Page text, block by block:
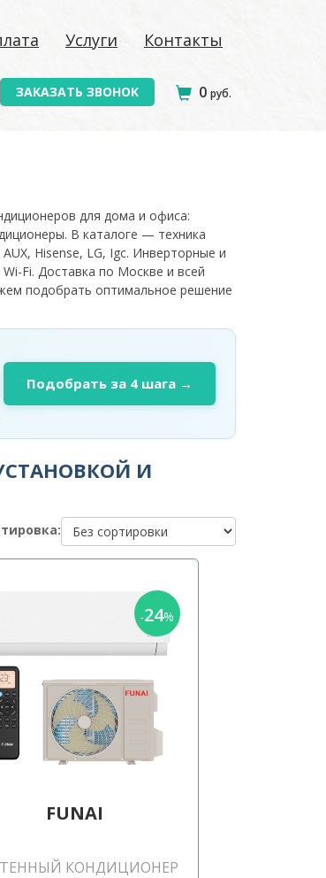
Услуги Контакты
ЗАКАЗАТЬ ЗВОНОК 0 руб.
для дома и офиса:
В каталоге — техника
Hisense, LG, Igc. Инверторные и
Fi. Доставка по Москве и всей
подобрать оптимальное решение
Подобрать за 4 шага →
И
-24%
FUNAI
КОНДИЦИОНЕР